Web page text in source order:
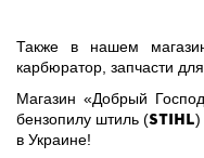
Также в нашем
карбюратор, запчасти
Магазин «Добрый
бензопилу штиль (Stihl)
в Украине!